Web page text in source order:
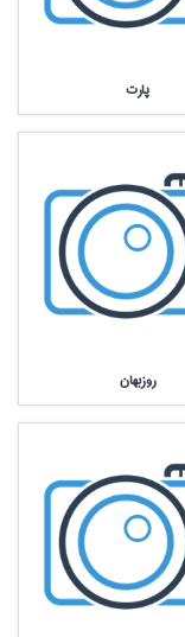
پارت
روزبهان